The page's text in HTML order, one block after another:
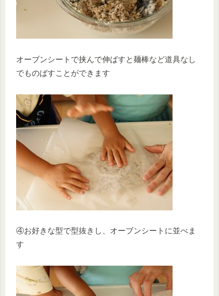
オーブンシートで挟んで伸ばすと麺棒など道具なし
でものばすことができます
④お好きな型で型抜きし、オーブンシートに並べま
す